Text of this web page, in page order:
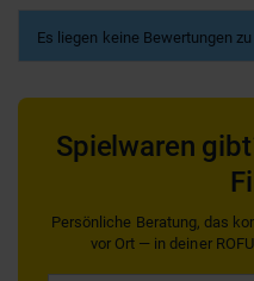
Es liegen keine Bewertungen
Spielwaren
Persönliche Beratung, das
vor Ort — in deiner